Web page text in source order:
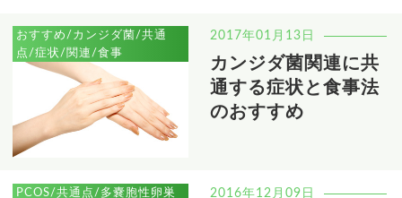
おすすめ/カンジダ菌/共通
点/症状/関連/食事
2017年01月13日
カンジダ菌関連に共
通する症状と食事法
のおすすめ
PCOS/共通点/多嚢胞性卵巣
2016年12月09日